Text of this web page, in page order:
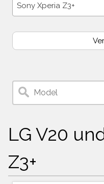
Sony Xperia Z3+
LG V20
Z3+